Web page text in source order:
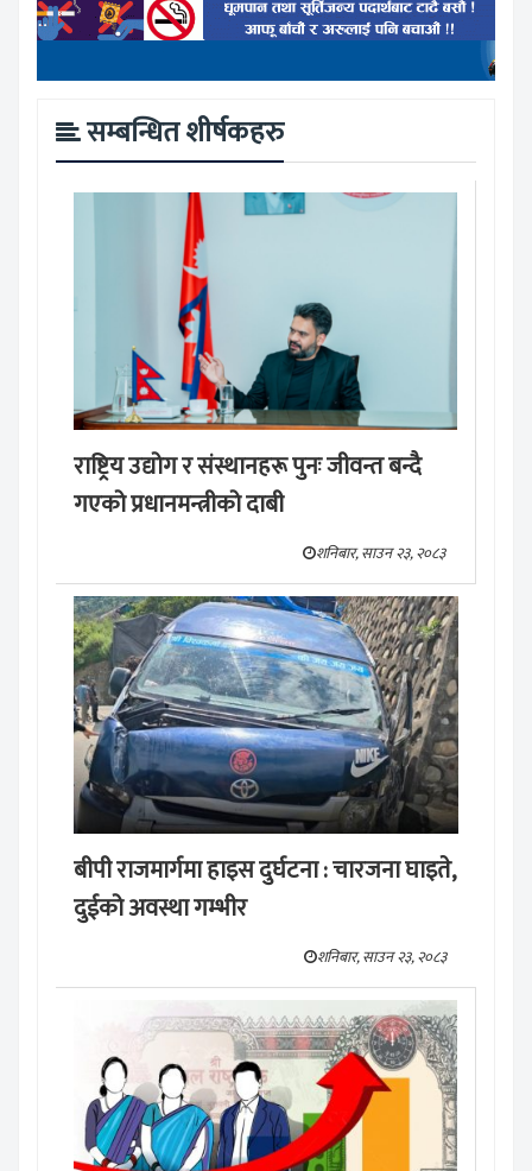
सम्बन्धित शीर्षकहरु
राष्ट्रिय उद्योग र संस्थानहरू पुनः जीवन्त बन्दै
गएको प्रधानमन्त्रीको दाबी
शनिबार, साउन २३, २०८३
बीपी राजमार्गमा हाइस दुर्घटना : चारजना घाइते,
दुईको अवस्था गम्भीर
शनिबार, साउन २३, २०८३